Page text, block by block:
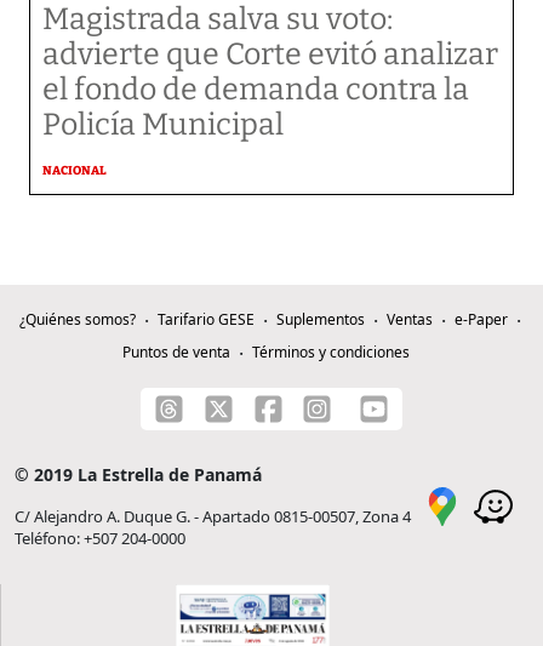
Magistrada salva su voto:
advierte que Corte evitó analizar
el fondo de demanda contra la
Policía Municipal
NACIONAL
¿Quiénes somos? Tarifario GESE Suplementos Ventas
e-Paper
Puntos de venta
Términos y condiciones
© 2019 La Estrella de Panamá
C/ Alejandro A. Duque G. - Apartado 0815-00507, Zona 4
Teléfono: +507 204-0000